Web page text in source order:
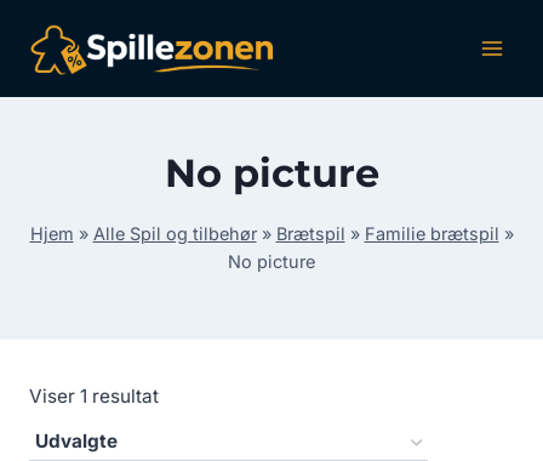
indhold
No picture
Hjem » Alle Spil og tilbehør» Brætspil » Familie brætspil »
No picture
Viser 1 resultat